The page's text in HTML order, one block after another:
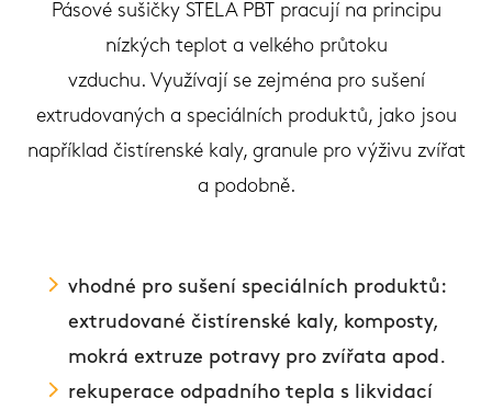
Pásové sušičky STELA PBT pracují na principu
nízkých teplot a velkého průtoku
vzduchu. Využívají se zejména pro sušení
extrudovaných a speciálních produktů, jako jsou
například čistírenské kaly, granule pro výživu zvířat
a podobně.
vhodné pro sušení speciálních produktů:
extrudované čistírenské kaly, komposty,
mokrá extruze potravy pro zvířata apod.
rekuperace odpadního tepla s likvidací